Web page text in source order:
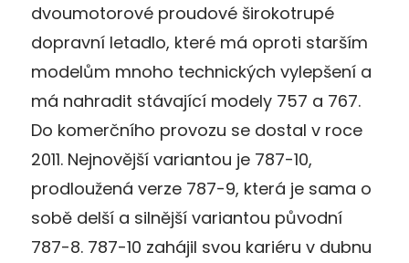
dvoumotorové proudové širokotrupé
dopravní letadlo, které má oproti starším
modelům mnoho technických vylepšení a
má nahradit stávající modely 757 a 767.
Do komerčního provozu se dostal v roce
2011. Nejnovější variantou je 787-10,
prodloužená verze 787-9, která je sama o
sobě delší a silnější variantou původní
787-8. 787-10 zahájil svou kariéru v dubnu